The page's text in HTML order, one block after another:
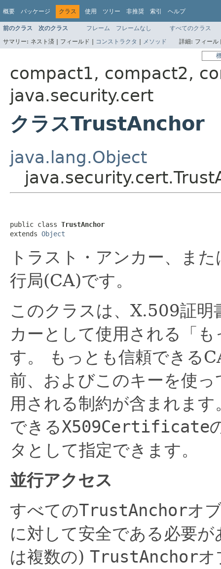
概要 パッケージ クラス 使用 ツリー 非推奨 索引 ヘルプ
前のクラス 次のクラス フレーム フレームなし
すべてのクラス
サマリー: ネスト済 | フィールド | コンストラクタ | メソッド 詳細: フィー
compact1, compact2,
java.security.cert
クラスTrustAnchor
java.lang.Object
public class TrustAnchor
extends Object
トラスト・アンカー、ま
行局(CA)です。
このクラスは、X.509証明
カーとして使用される「
す。
もっとも信頼できる
前、およびこのキーを使
用される制約が含まれます
できるX509Certificate
タとして指定できます。
並行アクセス
すべてのTrustAnchorオ
に対して安全である必要が
は複数の) TrustAnchorオ